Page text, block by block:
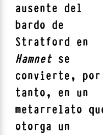
ausente del
bardo de
Stratford en
Hamnetse
convierte, por
tanto, en un
metarrelato
otorga un